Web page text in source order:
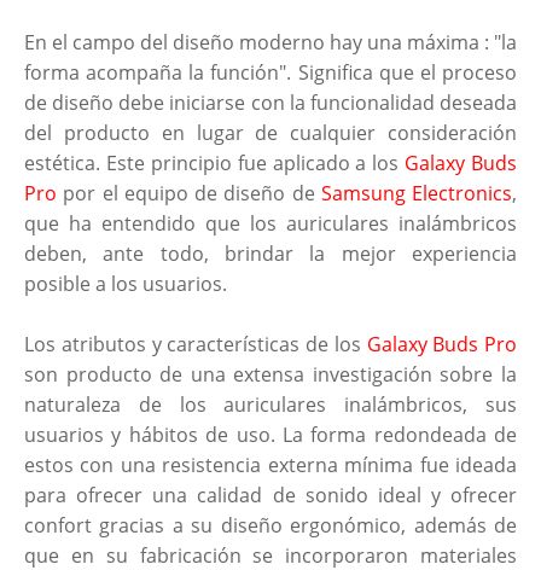
En el campo del diseño moderno hay una máxima : "la
forma acompaña la función". Significa que el proceso
de diseño debe iniciarse con la funcionalidad deseada
del producto en lugar de cualquier consideración
estética. Este principio fue aplicado a los Galaxy Buds
Pro por el equipo de diseño de Samsung Electronics,
que ha entendido que los auriculares inalámbricos
deben, ante todo, brindar la mejor experiencia
posible a los usuarios.
Los atributos y características de los Galaxy Buds Pro
son producto de una extensa investigación sobre la
naturaleza de los auriculares inalámbricos, sus
usuarios y hábitos de uso. La forma redondeada de
estos con una resistencia externa mínima fue ideada
para ofrecer una calidad de sonido ideal y ofrecer
confort gracias a su diseño ergonómico, además de
que en su fabricación se incorporaron materiales